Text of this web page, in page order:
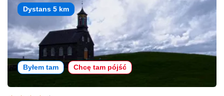
Dystans 5 km
Byłem tam Chcę tam pójść